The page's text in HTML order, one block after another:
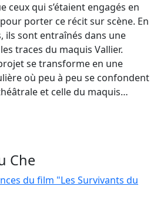
ceux qui s’étaient engagés en
porter ce récit sur scène. En
ils sont entraînés dans une
traces du maquis Vallier.
se transforme en une
où peu à peu se confondent
et celle du maquis…
Che
du film "Les Survivants du